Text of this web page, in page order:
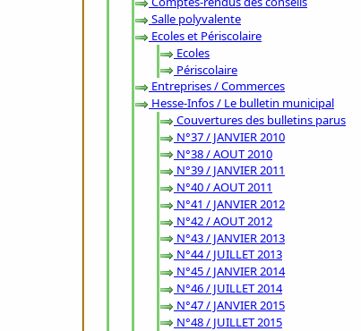
Salle polyvalente
Ecoles et Périscolaire
Ecoles
Périscolaire
Entreprises / Commerces
Hesse-Infos / Le bulletin municipal
Couvertures des bulletins parus
N°37 / JANVIER 2010
N°38 / AOUT 2010
N°39 / JANVIER 2011
N°40 / AOUT 2011
N°41 / JANVIER 2012
N°42 / AOUT 2012
N°43 / JANVIER 2013
N°44 / JUILLET 2013
N°45 / JANVIER 2014
N°46 / JUILLET 2014
N°47 / JANVIER 2015
N°48 / JUILLET 2015